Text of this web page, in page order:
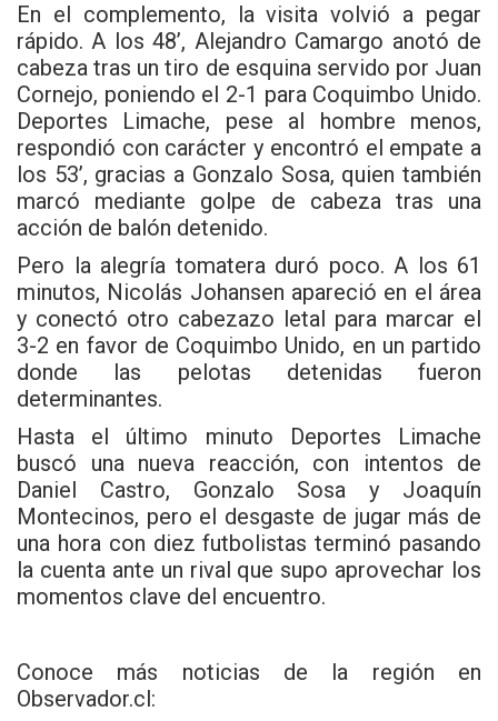
En el complemento, la visita volvió a pegar
rápido. A los 48’, Alejandro Camargo anotó de
cabeza tras un tiro de esquina servido por Juan
Cornejo, poniendo el 2-1 para Coquimbo Unido.
Deportes Limache, pese al hombre menos,
respondió con carácter y encontró el empate a
los 53’, gracias a Gonzalo Sosa, quien también
marcó mediante golpe de cabeza tras una
acción de balón detenido.
Pero la alegría tomatera duró poco. A los 61
minutos, Nicolás Johansen apareció en el área
y conectó otro cabezazo letal para marcar el
3-2 en favor de Coquimbo Unido, en un partido
donde las pelotas detenidas fueron
determinantes.
Hasta el último minuto Deportes Limache
buscó una nueva reacción, con intentos de
Daniel Castro, Gonzalo Sosa y Joaquín
Montecinos, pero el desgaste de jugar más de
una hora con diez futbolistas terminó pasando
la cuenta ante un rival que supo aprovechar los
momentos clave del encuentro.
Conoce más noticias de la región en
Observador.cl: